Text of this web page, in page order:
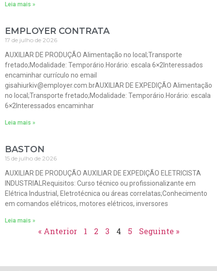
Leia mais »
EMPLOYER CONTRATA
17 de julho de 2026
AUXILIAR DE PRODUÇÃO Alimentação no local;Transporte
fretado;Modalidade: Temporário.Horário: escala 6×2Interessados
encaminhar currículo no email
gisahiurkiv@employer.com.brAUXILIAR DE EXPEDIÇÃO Alimentação
no local;Transporte fretado;Modalidade: Temporário.Horário: escala
6×2Interessados encaminhar
Leia mais »
BASTON
15 de julho de 2026
AUXILIAR DE PRODUÇÃO AUXILIAR DE EXPEDIÇÃO ELETRICISTA
INDUSTRIALRequisitos: Curso técnico ou profissionalizante em
Elétrica Industrial, Eletrotécnica ou áreas correlatas;Conhecimento
em comandos elétricos, motores elétricos, inversores
Leia mais »
« Anterior 1 2 3 4 5 Seguinte »